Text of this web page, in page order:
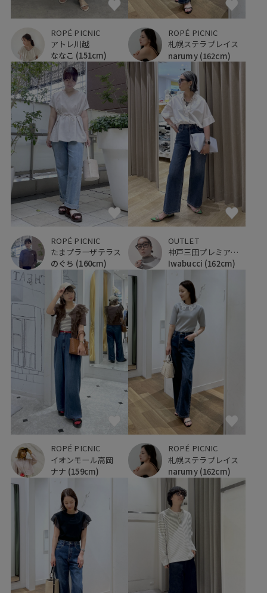
ROPÉ PICNIC
アトレ川越
ななこ (151cm)
ROPÉ PICNIC
札幌ステラプレイス
narumy (162cm)
ROPÉ PICNIC
たまプラーザテラス
のぐち (160cm)
OUTLET
神戸三田プレミアム・アウトレット
Iwabucci (162cm)
ROPÉ PICNIC
イオンモール高岡
ナナ (159cm)
ROPÉ PICNIC
札幌ステラプレイス
narumy (162cm)